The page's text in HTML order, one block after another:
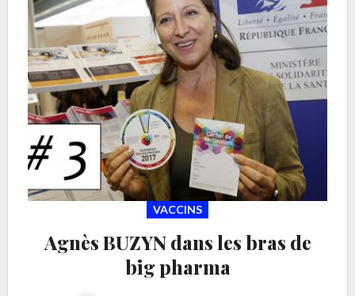
VACCINS
Agnès BUZYN dans les bras de
big pharma